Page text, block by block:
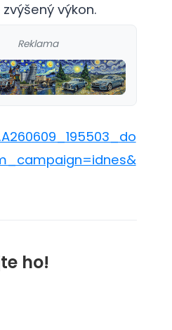
výkon.
Reklama
ho!